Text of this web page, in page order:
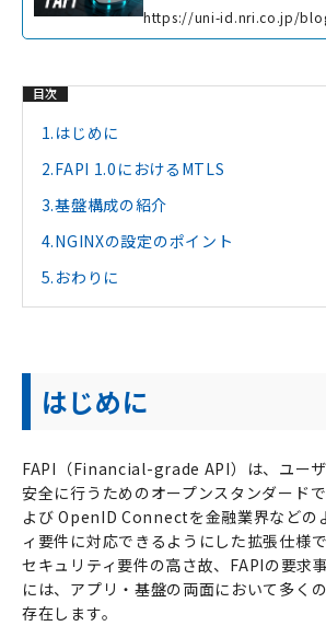
https://uni-id.nri.co.jp/
目次
1. はじめに
2.FAPI 1.0におけるMTLS
3.基盤構成の紹介
4.NGINXの設定のポイント
5. おわりに
はじめに
FAPI （Financial-grade API）は、ユー
安全に行うためのオープンスタンダード
よび OpenID Connectを金融業界などの
ィ要件に対応できるようにした拡張仕様
セキュリティ要件の高さ故、 FAPIの要求
には、アプリ・基盤の両面において多く
存在します。